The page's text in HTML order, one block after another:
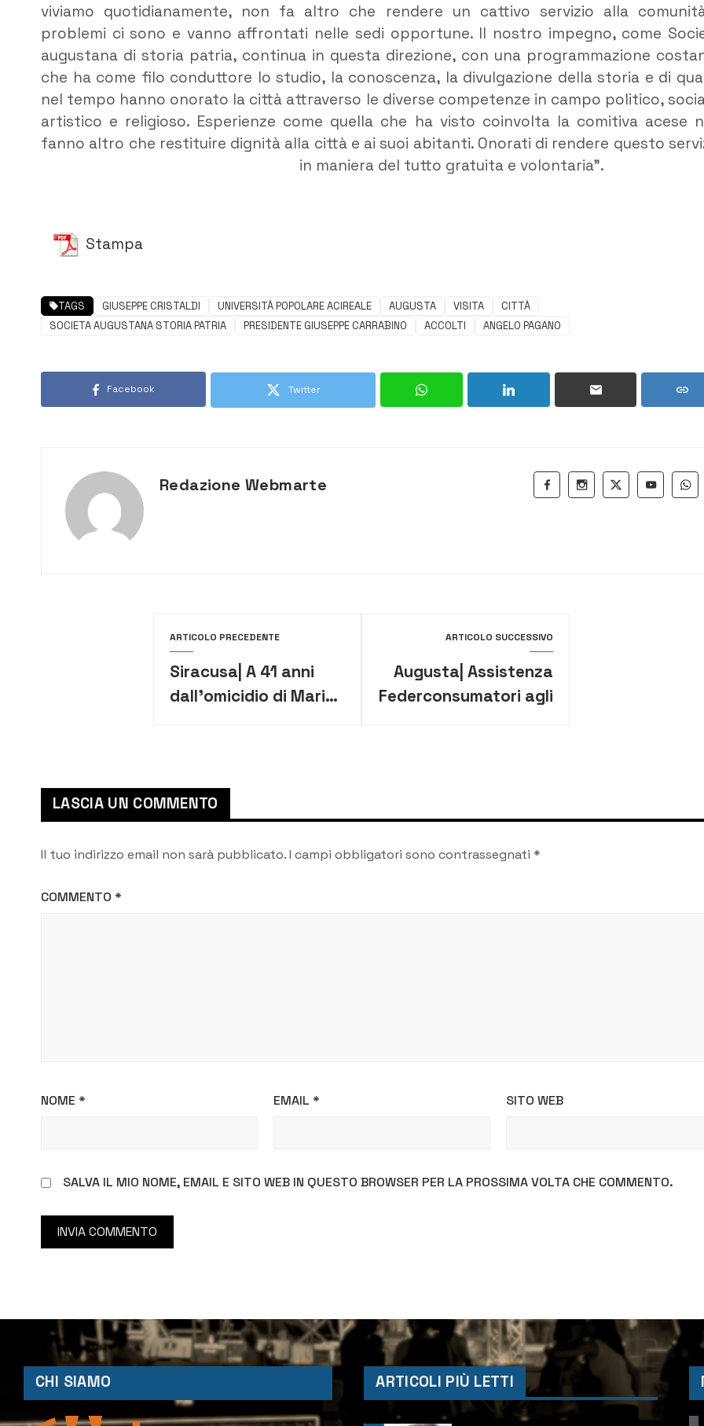
viviamo quotidianamente, non fa altro che rendere un cattivo servizio alla
problemi ci sono e vanno affrontati nelle sedi opportune. Il nostro impegno, come
augustana di storia patria, continua in questa direzione, con una programmazione
che ha come filo conduttore lo studio, la conoscenza, la divulgazione della storia e di
nel tempo hanno onorato la città attraverso le diverse competenze in campo politico,
artistico e religioso. Esperienze come quella che ha visto coinvolta la comitiva acese
fanno altro che restituire dignità alla città e ai suoi abitanti. Onorati di rendere questo
in maniera del tutto gratuita e volontaria”.
Stampa
TAGS GIUSEPPE CRISTALDI UNIVERSITÀ POPOLARE ACIREALE AUGUSTA VISITA
CITTÀ
SOCIETA AUGUSTANA STORIA PATRIA
PRESIDENTE GIUSEPPE CARRABINO ACCOLTI ANGELO PAGANO
Facebook Twitter
Redazione Webmarte
ARTICOLO PRECEDENTE
Siracusa| A 41 anni
dall’omicidio di Mario
ARTICOLO SUCCESSIVO
Augusta| Assistenza
Federconsumatori agli
LASCIA UN COMMENTO
Il tuo indirizzo email non sarà pubblicato.I campi obbligatori sono contrassegnati *
COMMENTO *
NOME * EMAIL * SITO WEB
SALVA IL MIO NOME, EMAIL E SITO WEB IN QUESTO BROWSER PER LA PROSSIMA VOLTA CHE COMMENTO.
CHI SIAMO ARTICOLI PIÙ LETTI